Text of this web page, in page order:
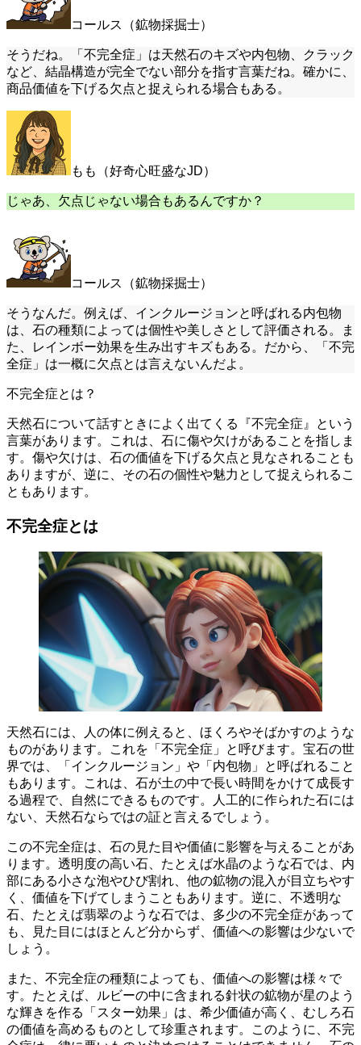
コールス（鉱物採掘士）
そうだね。「不完全症」は天然石のキズや内包物、クラック
など、結晶構造が完全でない部分を指す言葉だね。確かに、
商品価値を下げる欠点と捉えられる場合もある。
もも（好奇心旺盛なJD）
じゃあ、欠点じゃない場合もあるんですか？
コールス（鉱物採掘士）
そうなんだ。例えば、インクルージョンと呼ばれる内包物
は、石の種類によっては個性や美しさとして評価される。ま
た、レインボー効果を生み出すキズもある。だから、「不完
全症」は一概に欠点とは言えないんだよ。
不完全症とは？
天然石について話すときによく出てくる『不完全症』という
言葉があります。これは、石に傷や欠けがあることを指しま
す。傷や欠けは、石の価値を下げる欠点と見なされることも
ありますが、逆に、その石の個性や魅力として捉えられるこ
ともあります。
不完全症とは
天然石には、人の体に例えると、ほくろやそばかすのような
ものがあります。これを 「不完全症」
と呼びます。宝石の世
界では、「インクルージョン」や「内包物」と呼ばれること
もあります。これは、石が土の中で長い時間をかけて成長す
る過程で、自然にできるものです。人工的に作られた石には
ない、天然石ならではの証と言えるでしょう。
この不完全症は、石の見た目や価値に影響を与えることがあ
ります。透明度の高い石、たとえば水晶のような石では、内
部にある小さな泡やひび割れ、他の鉱物の混入が目立ちやす
く、価値を下げてしまうこともあります。逆に、不透明な
石、たとえば翡翠のような石では、多少の不完全症があって
も、見た目にはほとんど分からず、価値への影響は少ないで
しょう。
また、不完全症の種類によっても、価値への影響は様々で
す。たとえば、 ルビーの中に含まれる針状の鉱物が星のよう
な輝きを作る「スター効果」 は、希少価値が高く、むしろ石
の価値を高めるものとして珍重されます。このように、不完